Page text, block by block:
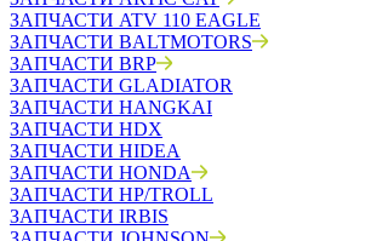
ЗАПЧАСТИ ATV 110 EAGLE
ЗАПЧАСТИ BALTMOTORS
ЗАПЧАСТИ BRP
ЗАПЧАСТИ GLADIATOR
ЗАПЧАСТИ HANGKAI
ЗАПЧАСТИ HDX
ЗАПЧАСТИ HIDEA
ЗАПЧАСТИ HONDA
ЗАПЧАСТИ HP/TROLL
ЗАПЧАСТИ IRBIS